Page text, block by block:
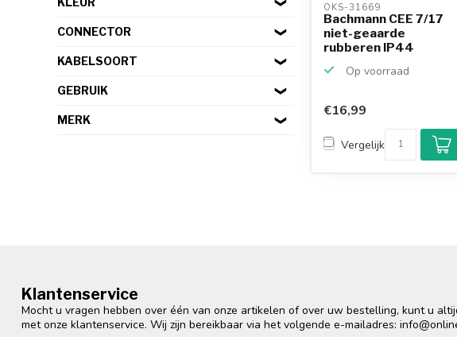
CONNECTOR
KABELSOORT
GEBRUIK
MERK
OKS-31669
Bachmann CEE 7/17
niet-geaarde
rubberen IP44
Op voorraad
€16,99
Vergelijk
Klantenservice
Mocht u vragen hebben over één van onze artikelen of over uw bestelling, kunt u
met onze klantenservice. Wij zijn bereikbaar via het volgende e-mailadres: